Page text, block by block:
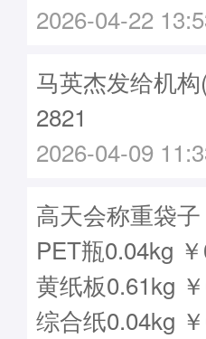
2026-04-22
马英杰发给机
2821
2026-04-09
高天会称重袋子
PET瓶0.04kg
黄纸板0.61kg
综合纸0.04kg